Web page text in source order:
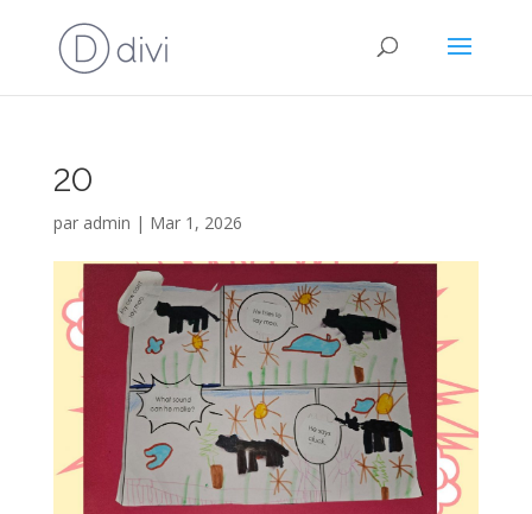
20
par admin | Mar 1, 2026